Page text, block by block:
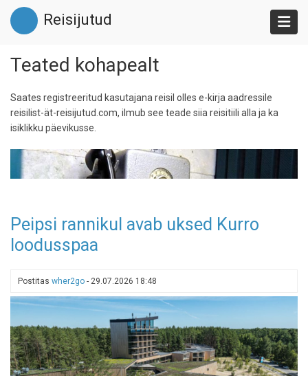
Liigu
edasi
põhisisu
Reisijutud
Teated kohapealt
Saates registreeritud kasutajana reisil olles e-kirja aadressile
reisilist-ät-reisijutud.com, ilmub see teade siia reisitiili alla ja ka
isiklikku päevikusse.
Peipsi rannikul avab uksed Kurro
loodusspaa
Postitas wher2go - 29.07.2026 18:48